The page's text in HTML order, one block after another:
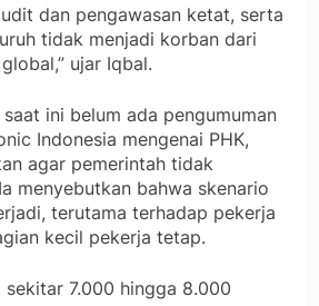
dan pengawasan ketat, serta
tidak menjadi korban dari
ujar Iqbal.
ini belum ada pengumuman
Indonesia mengenai PHK,
agar pemerintah tidak
menyebutkan bahwa skenario
terutama terhadap pekerja
kecil pekerja tetap.
7.000 hingga 8.000